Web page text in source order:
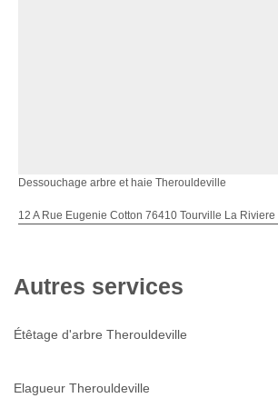
Dessouchage arbre et haie Therouldeville
12 A Rue Eugenie Cotton 76410 Tourville La Riviere
Autres services
Étêtage d'arbre Therouldeville
Elagueur Therouldeville